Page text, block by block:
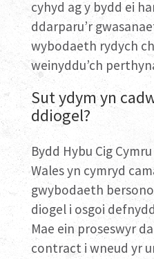
cyhyd ag y bydd ei
ddarparu’r
wybodaeth rydych
weinyddu’ch
Sut ydym yn
ddiogel?
Bydd Hybu Cig
Wales yn cymryd
gwybodaeth
diogel i osgoi
Mae ein proseswyr
contract i wneud yr